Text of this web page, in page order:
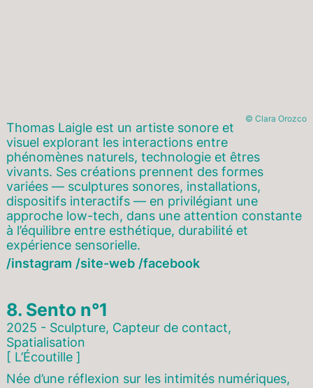
© Clara Orozco
Thomas Laigle est un artiste sonore et
visuel explorant les interactions entre
phénomènes naturels, technologie et êtres
vivants. Ses créations prennent des formes
variées — sculptures sonores, installations,
dispositifs interactifs — en privilégiant une
approche low-tech, dans une attention constante
à l’équilibre entre esthétique, durabilité et
expérience sensorielle.
instagram
site-web facebook
8. Sento n°1
2025 - Sculpture, Capteur de contact,
Spatialisation
[ L’Écoutille ]
Née d’une réflexion sur les intimités numériques,